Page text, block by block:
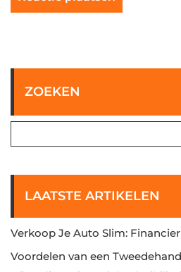
ZOEKEN
LAATSTE ARTIKELEN
Verkoop Je Auto Slim:
Voordelen van een